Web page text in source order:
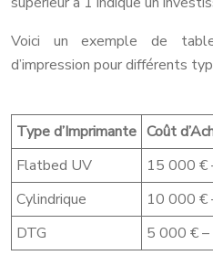
Voici un exemple de
d’impression pour différents
Type d’Imprimante Coût
Flatbed UV
15 000 €
Cylindrique
10 000 €
DTG
5 000 €